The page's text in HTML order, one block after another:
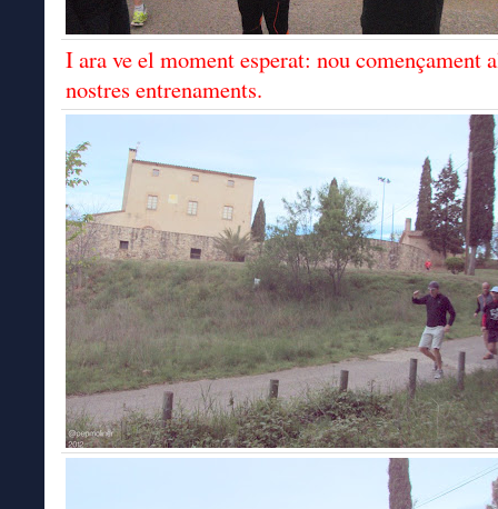
I ara ve el moment esperat: nou començament
nostres entrenaments.